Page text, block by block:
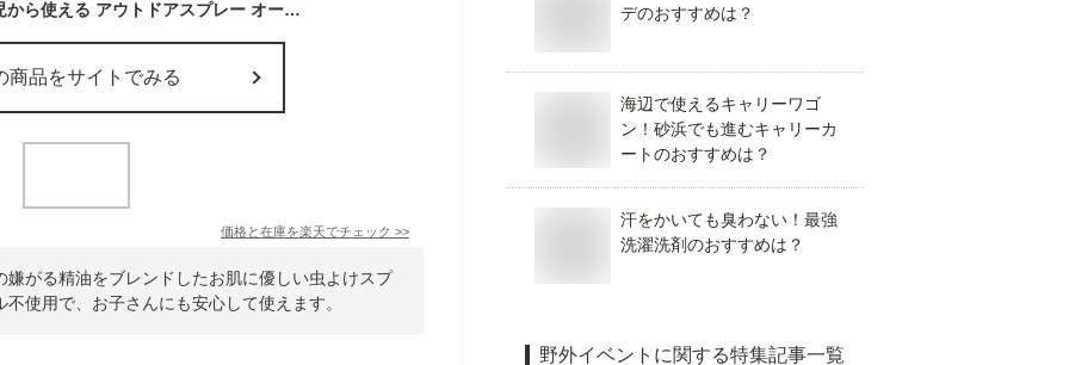
虫よけ スプレー 0歳児から使える アウトドアスプレー オーガニックマドンナ アロマガードミスト 35ml 80ml ハーブの香り 防腐剤無添加 エタノール不使用 ディート不使用 お散歩 ガーデニング 【S】
商品をサイトでみる
価格と在庫を楽天でチェック >>
がる精油をブレンドしたお肌に優しい虫よけスプ
使用で、お子さんにも安心して使えます。
デのおすすめは？
海辺で使えるキャリーワゴ
ン！砂浜でも進むキャリーカ
ートのおすすめは？
汗をかいても臭わない！最強
洗濯洗剤のおすすめは？
野外イベント に関する特集記事一覧